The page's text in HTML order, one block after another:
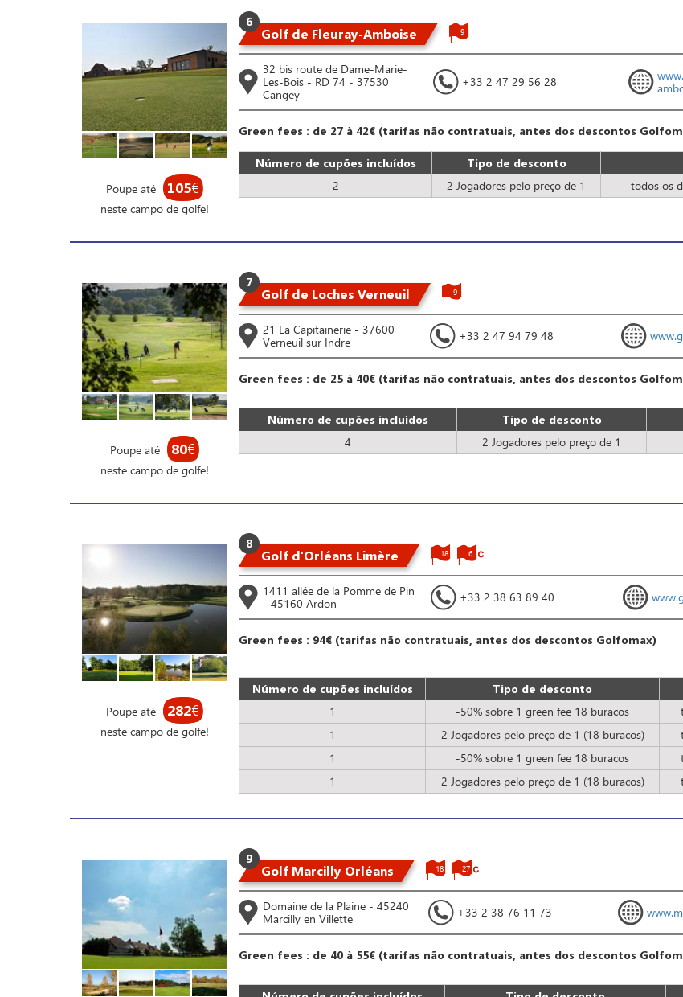
Poupe até 105€
neste campo de golfe!
6
Golf de Fleuray-Amboise 9
32 bis route de Dame-Marie-
Les-Bois - RD 74 - 37530
Cangey
+33 2 47 29 56 28
Green fees : de 27 à 42€ (tarifas não contratuais, antes dos descontos
Número de cupões incluídos Tipo de desconto
2
2 Jogadores pelo preço de 1 todos os
Poupe até 80€
neste campo de golfe!
7
Golf de Loches Verneuil 9
21 La Capitainerie - 37600
Verneuil sur Indre
+33 2 47 94 79 48
Green fees : de 25 à 40€ (tarifas não contratuais, antes dos descontos
Número de cupões incluídos Tipo de desconto
4
2 Jogadores pelo preço de 1
Poupe até 282€
neste campo de golfe!
8
Golf d'Orléans Limère 18 6
1411 allée de la Pomme de Pin
- 45160 Ardon
+33 2 38 63 89 40
Green fees : 94€ (tarifas não contratuais, antes dos descontos Golfomax)
Número de cupões incluídos Tipo de desconto
1
-50% sobre 1 green fee 18 buracos
1
2 Jogadores pelo preço de 1 (18 buracos)
1
-50% sobre 1 green fee 18 buracos
1
2 Jogadores pelo preço de 1 (18 buracos)
9
Golf Marcilly Orléans 18 27
Domaine de la Plaine - 45240
Marcilly en Villette
+33 2 38 76 11 73
Green fees : de 40 à 55€ (tarifas não contratuais, antes dos descontos